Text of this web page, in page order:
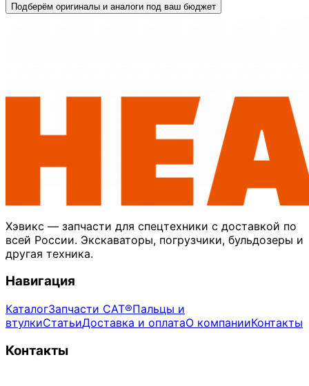
Подберём оригиналы и аналоги под ваш бюджет
Хэвикс — запчасти для спецтехники с доставкой по
всей России. Экскаваторы, погрузчики, бульдозеры и
другая техника.
Навигация
КаталогЗапчасти CAT®Пальцы и
втулкиСтатьиДоставка и оплатаО компанииКонтакты
Контакты